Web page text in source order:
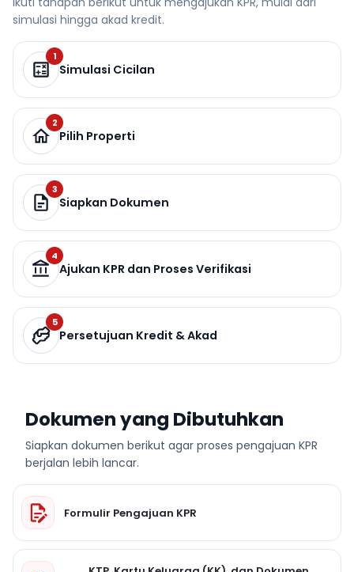
simulasi hingga akad kredit.
1
Simulasi Cicilan
2
Pilih Properti
3
Siapkan Dokumen
4
Ajukan KPR dan Proses Verifikasi
5
Persetujuan Kredit & Akad
Dokumen yang Dibutuhkan
Siapkan dokumen berikut agar proses pengajuan KPR
berjalan lebih lancar.
Formulir Pengajuan KPR